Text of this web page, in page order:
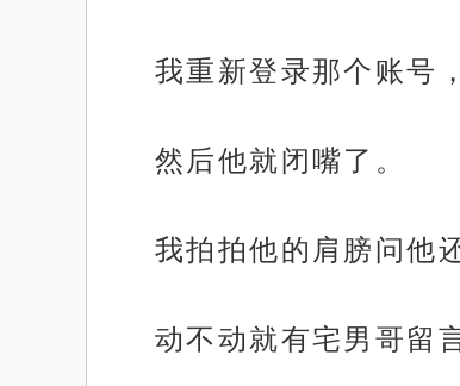
我重新登录那个账号
然后他就闭嘴了。
我拍拍他的肩膀问他
动不动就有宅男哥留